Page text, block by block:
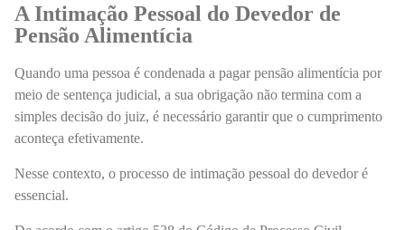
A Intimação Pessoal do Devedor de
Pensão Alimentícia
Quando uma pessoa é condenada a pagar pensão alimentícia por
meio de sentença judicial, a sua obrigação não termina com a
simples decisão do juiz, é necessário garantir que o cumprimento
aconteça efetivamente.
Nesse contexto, o processo de intimação pessoal do devedor é
essencial.